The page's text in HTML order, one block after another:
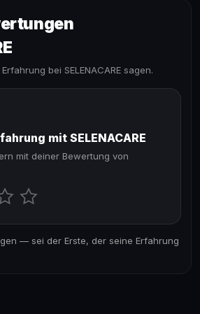
bei SELENACARE sagen.
mit SELENACARE
mit deiner Bewertung von
— sei der Erste, der seine Erfahrung